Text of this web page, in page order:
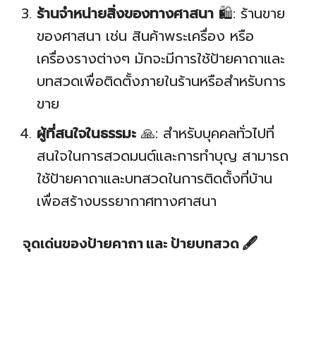
ร้านจำหน่ายสิ่งของทางศาสนา 🛍️: ร้านขาย
ของศาสนา เช่น สินค้าพระเครื่อง หรือ
เครื่องรางต่างๆ มักจะมีการใช้ป้ายคาถาและ
บทสวดเพื่อติดตั้งภายในร้านหรือสำหรับการ
ขาย
ผู้ที่สนใจในธรรมะ 🙏: สำหรับบุคคลทั่วไปที่
สนใจในการสวดมนต์และการทำบุญ สามารถ
ใช้ป้ายคาถาและบทสวดในการติดตั้งที่บ้าน
เพื่อสร้างบรรยากาศทางศาสนา
จุดเด่นของป้ายคาถา และ ป้ายบทสวด🖋️